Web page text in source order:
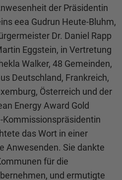
der Präsidentin
eea Gudrun Heute-Bluhm,
Dr. Daniel Rapp
Eggstein, in Vertretung
Walker, 48 Gemeinden,
Deutschland, Frankreich,
Österreich und der
Energy Award Gold
Kommissionspräsidentin
das Wort in einer
Anwesenden. Sie dankte
für die
und ermutigte